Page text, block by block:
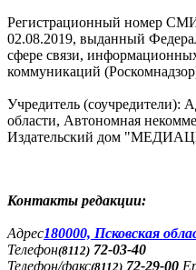
Регистрационный номер
02.08.2019, выданный
сфере связи,
коммуникаций
Учредитель (соучредители):
области, Автономная
Издательский дом
Контакты редакции:
Адреc180000, Псковская
Телефон(8112) 72-03-40
Телефон/факс(8112) 72-29-00